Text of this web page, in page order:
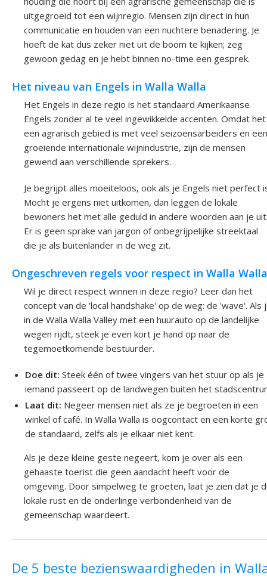
uitgegroeid tot een wijnregio. Mensen zijn direct in hun
communicatie en houden van een nuchtere benadering. Je
hoeft de kat dus zeker niet uit de boom te kijken; zeg
gewoon gedag en je hebt binnen no-time een gesprek.
Het niveau van Engels in Walla Walla
Het Engels in deze regio is het standaard Amerikaanse
Engels zonder al te veel ingewikkelde accenten. Omdat het
een agrarisch gebied is met veel seizoensarbeiders en een
groeiende internationale wijnindustrie, zijn de mensen
gewend aan verschillende sprekers.
Je begrijpt alles moeiteloos, ook als je Engels niet perfect
Mocht je ergens niet uitkomen, dan leggen de lokale
bewoners het met alle geduld in andere woorden aan je
Er is geen sprake van jargon of onbegrijpelijke streektaal
die je als buitenlander in de weg zit.
Ongeschreven regels voor respect in Walla Walla
Wil je direct respect winnen in deze regio? Leer dan het
concept van de 'local handshake' op de weg: de 'wave'. Als
in de Walla Walla Valley met een huurauto op de landelijke
wegen rijdt, steek je even kort je hand op naar de
tegemoetkomende bestuurder.
Doe dit: Steek één of twee vingers van het stuur op als je
iemand passeert op de landwegen buiten het
Laat dit: Negeer mensen niet als ze je begroeten in een
winkel of café. In Walla Walla is oogcontact en een korte
de standaard, zelfs als je elkaar niet kent.
Als je deze kleine geste negeert, kom je over als een
gehaaste toerist die geen aandacht heeft voor de
omgeving. Door simpelweg te groeten, laat je zien dat je
lokale rust en de onderlinge verbondenheid van de
gemeenschap waardeert.
De 5 beste bezienswaardigheden in